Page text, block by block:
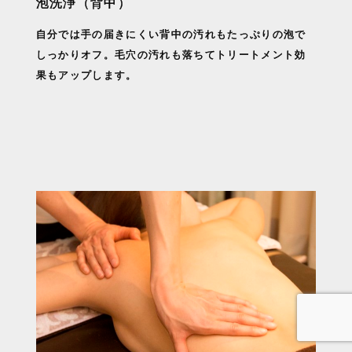
自分では手の届きにくい背中の汚れもたっぷりの泡で
しっかりオフ。毛穴の汚れも落ちてトリートメント効
果もアップします。